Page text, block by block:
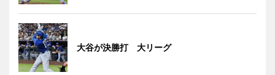
大谷が決勝打 大リーグ